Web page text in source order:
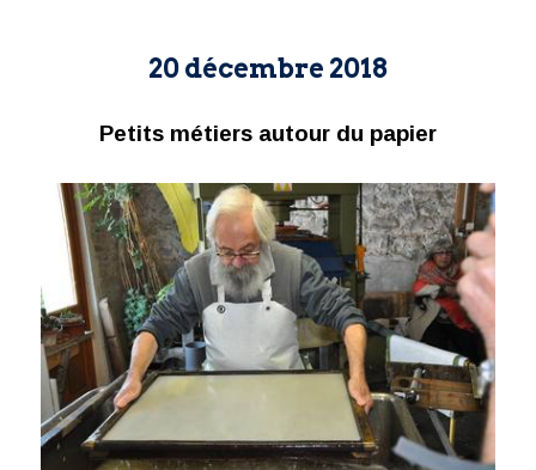
20 décembre 2018
Petits métiers autour du papier